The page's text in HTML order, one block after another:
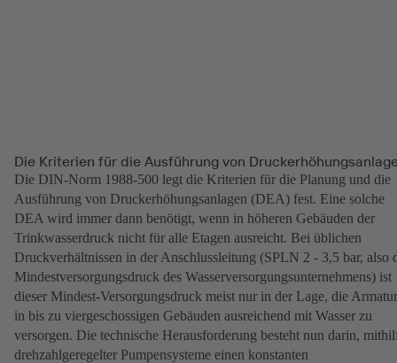
Die Kriterien für die Ausführung von
Die DIN-Norm 1988-500 legt die Kriterien für die Planung und die
Ausführung von Druckerhöhungsanlagen (DEA) fest. Eine solche
DEA wird immer dann benötigt, wenn in höheren Gebäuden der
Trinkwasserdruck nicht für alle Etagen ausreicht. Bei üblichen
Druckverhältnissen in der Anschlussleitung (SPLN 2 - 3,5 bar, also
Mindestversorgungsdruck des Wasserversorgungsunternehmens) ist
dieser Mindest-Versorgungsdruck meist nur in der Lage, die
in bis zu viergeschossigen Gebäuden ausreichend mit Wasser zu
versorgen. Die technische Herausforderung besteht nun darin,
drehzahlgeregelter Pumpensysteme einen konstanten